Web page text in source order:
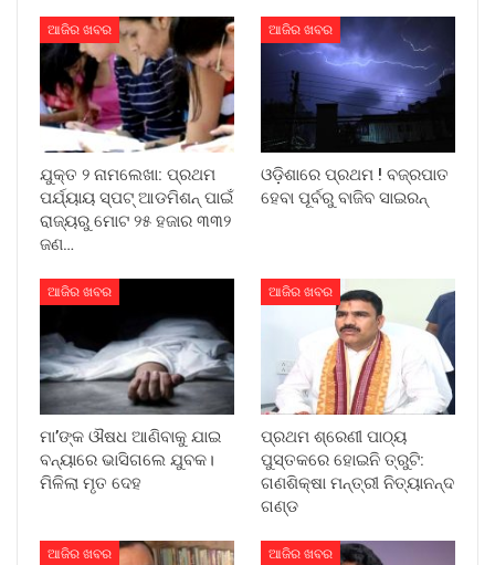
ଆଜିର ଖବର
ଯୁକ୍ତ ୨ ନାମଲେଖା: ପ୍ରଥମ
ପର୍ଯ୍ୟାୟ ସ୍ପଟ୍ ଆଡମିଶନ୍ ପାଇଁ
ରାଜ୍ୟରୁ ମୋଟ ୨୫ ହଜାର ୩୩୨
ଜଣ…
ଆଜିର ଖବର
ଓଡ଼ିଶାରେ ପ୍ରଥମ ! ବଜ୍ରପାତ
ହେବା ପୂର୍ବରୁ ବାଜିବ ସାଇରନ୍
ଆଜିର ଖବର
ମା’ଙ୍କ ଔଷଧ ଆଣିବାକୁ ଯାଇ
ବନ୍ୟାରେ ଭାସିଗଲେ ଯୁବକ।
ମିଳିଲା ମୃତ ଦେହ
ଆଜିର ଖବର
ପ୍ରଥମ ଶ୍ରେଣୀ ପାଠ୍ୟ
ପୁସ୍ତକରେ ହୋଇନି ତ୍ରୁଟି:
ଗଣଶିକ୍ଷା ମନ୍ତ୍ରୀ ନିତ୍ୟାନନ୍ଦ
ଗଣ୍ଡ
ଆଜିର ଖବର ଆଜିର ଖବର